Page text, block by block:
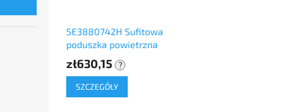
5E3880742H Sufitowa
poduszka powietrzna
(prawa)
zł630,15 ?
SZCZEGÓŁY